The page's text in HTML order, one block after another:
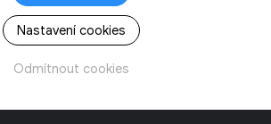
Nastavení cookies
Odmítnout cookies